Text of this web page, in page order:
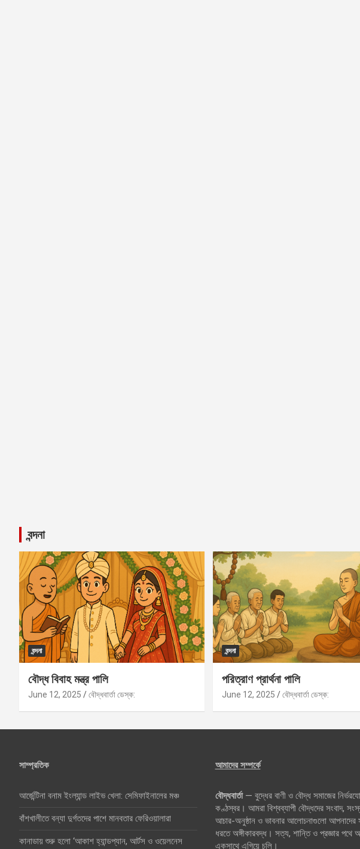
বন্দনা
বন্দনা
বৌদ্ধ বিবাহ মন্ত্র পালি
June 12, 2025 বৌদ্ধবার্তা ডেস্ক:
বন্দনা
পরিত্রাণ প্রার্থনা পালি
June 12, 2025 বৌদ্ধবার্তা ডেস্ক:
সাম্প্রতিক
আর্জেন্টিনা বনাম ইংল্যান্ড লাইভ খেলা: সেমিফাইনালের মঞ্চ
বাঁশখালীতে বন্যা দুর্গতদের পাশে মানবতার ফেরিওয়ালারা
কানাডায় শুরু হলো ‘আকাশ হ্যান্ডপ্যান, আর্টস ও ওয়েলনেস
আমাদের সম্পর্কে
বৌদ্ধবার্তা— বুদ্ধের বাণী ও বৌদ্ধ সমাজের
কণ্ঠস্বর। আমরা বিশ্বব্যাপী বৌদ্ধদের সংবাদ,
আচার-অনুষ্ঠান ও ভাবনার আলোচনাগুলো আপনাদের
ধরতে অঙ্গীকারবদ্ধ। সত্য, শান্তি ও প্রজ্ঞার পথে
একসাথে এগিয়ে চলি।